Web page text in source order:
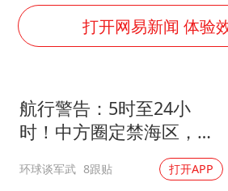
五粮液渠道价
CIA被曝已秘
打开网易新闻 体验
航行警告：5时至24小
时！中方圈定禁海区，美
航母紧急后撤，黄岩岛主
权已定
环球谈军武 8跟贴 打开APP